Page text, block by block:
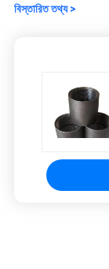
বিস্তারিত তথ্য >